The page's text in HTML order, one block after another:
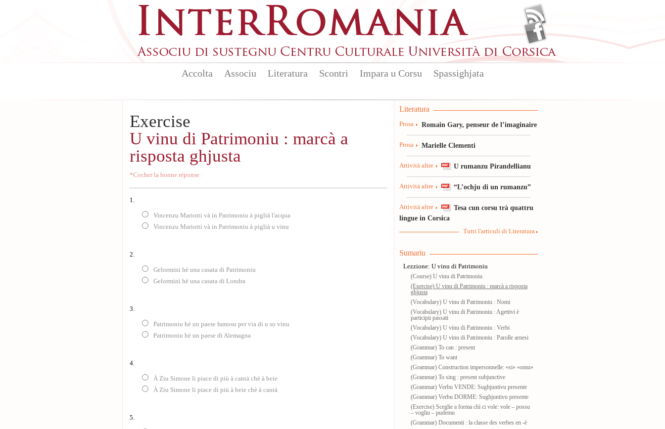
Accolta Associu Literatura Scontri Impara u Corsu Spassighjata
Exercise
U vinu di Patrimoniu : marcà a
risposta ghjusta
*Cocher la bonne réponse
1.
Vincenzu Mariotti và in Patrimoniu à piglià l'acqua
Vincenzu Mariotti và in Patrimoniu à piglià u vinu
2.
Gelormini hè una casata di Patrimoniu
Gelormini hè una casata di Londra
3.
Patrimoniu hè un paese famosu per via di u so vinu
Patrimoniu hè un paese di Alemagna
4.
À Ziu Simone li piace di più à cantà chè à beie
À Ziu Simone li piace di più à beie chè à cantà
5.
Literatura
Prosa Romain Gary, penseur de l’imaginaire
Prosa Marielle Clementi
Attività altre U rumanzu Pirandellianu
Attività altre “L’ochju di un rumanzu”
Attività altre
Tesa cun corsu trà quattru
lingue in Corsica
Tutti l'articuli di Literatura
Sumariu
Lezzione: U vinu di Patrimoniu
(Course) U vinu di Patrimoniu
(Exercise) U vinu di Patrimoniu : marcà a risposta
ghjusta
(Vocabulary) U vinu di Patrimoniu : Nomi
(Vocabulary) U vinu di Patrimoniu : Agettivi è
participii passati
(Vocabulary) U vinu di Patrimoniu : Verbi
(Vocabulary) U vinu di Patrimoniu : Parolle arnesi
(Grammar) To can : present
(Grammar) To want
(Grammar) Construction impersonnelle: «si» «omu»
(Grammar) To sing : present subjunctive
(Grammar) Verbu VENDE: Sughjuntivu presente
(Grammar) Verbu DORME: Sughjuntivu presente
(Exercise) Sceglie a forma chì ci vole: vole – possu
– vogliu – pudemu
(Grammar) Documenti : la classe des verbes en -è